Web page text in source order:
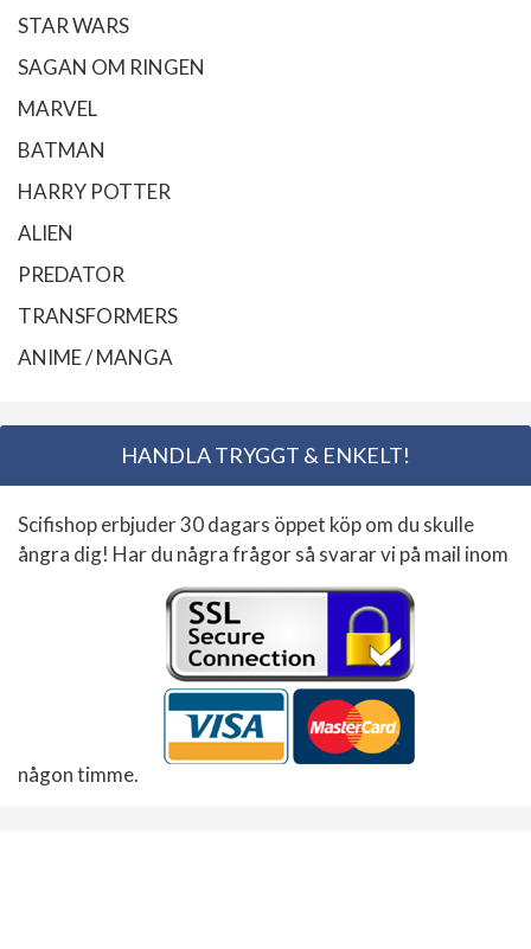
STAR WARS
SAGAN OM RINGEN
MARVEL
BATMAN
HARRY POTTER
ALIEN
PREDATOR
TRANSFORMERS
ANIME / MANGA
HANDLA TRYGGT & ENKELT!
Scifishop erbjuder 30 dagars öppet köp om du skulle
ångra dig! Har du några frågor så svarar vi på mail inom
någon timme.